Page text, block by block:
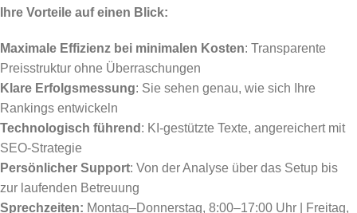
Ihre Vorteile auf einen Blick:
Maximale Effizienz bei minimalen Kosten: Transparente
Preisstruktur ohne Überraschungen
Klare Erfolgsmessung: Sie sehen genau, wie sich Ihre
Rankings entwickeln
Technologisch führend : KI-gestützte Texte, angereichert mit
SEO-Strategie
Persönlicher Support: Von der Analyse über das Setup bis
zur laufenden Betreuung
Sprechzeiten: Montag–Donnerstag, 8:00–17:00 Uhr | Freitag,